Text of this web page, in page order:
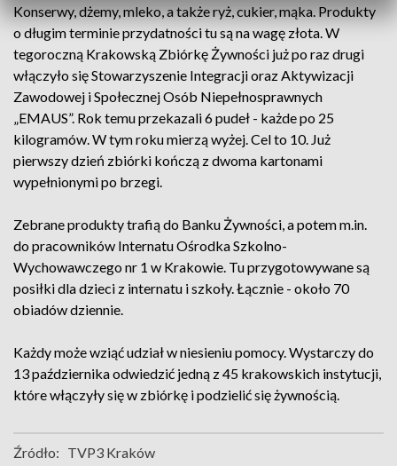
Konserwy, dżemy, mleko, a także ryż, cukier, mąka. Produkty
o długim terminie przydatności tu są na wagę złota. W
tegoroczną Krakowską Zbiórkę Żywności już po raz drugi
włączyło się Stowarzyszenie Integracji oraz Aktywizacji
Zawodowej i Społecznej Osób Niepełnosprawnych
„EMAUS”. Rok temu przekazali 6 pudeł - każde po 25
kilogramów. W tym roku mierzą wyżej. Cel to 10. Już
pierwszy dzień zbiórki kończą z dwoma kartonami
wypełnionymi po brzegi.
Zebrane produkty trafią do Banku Żywności, a potem m.in.
do pracowników Internatu Ośrodka Szkolno-
Wychowawczego nr 1 w Krakowie. Tu przygotowywane są
posiłki dla dzieci z internatu i szkoły. Łącznie - około 70
obiadów dziennie.
Każdy może wziąć udział w niesieniu pomocy. Wystarczy do
13 października odwiedzić jedną z 45 krakowskich instytucji,
które włączyły się w zbiórkę i podzielić się żywnością.
Źródło: TVP3 Kraków